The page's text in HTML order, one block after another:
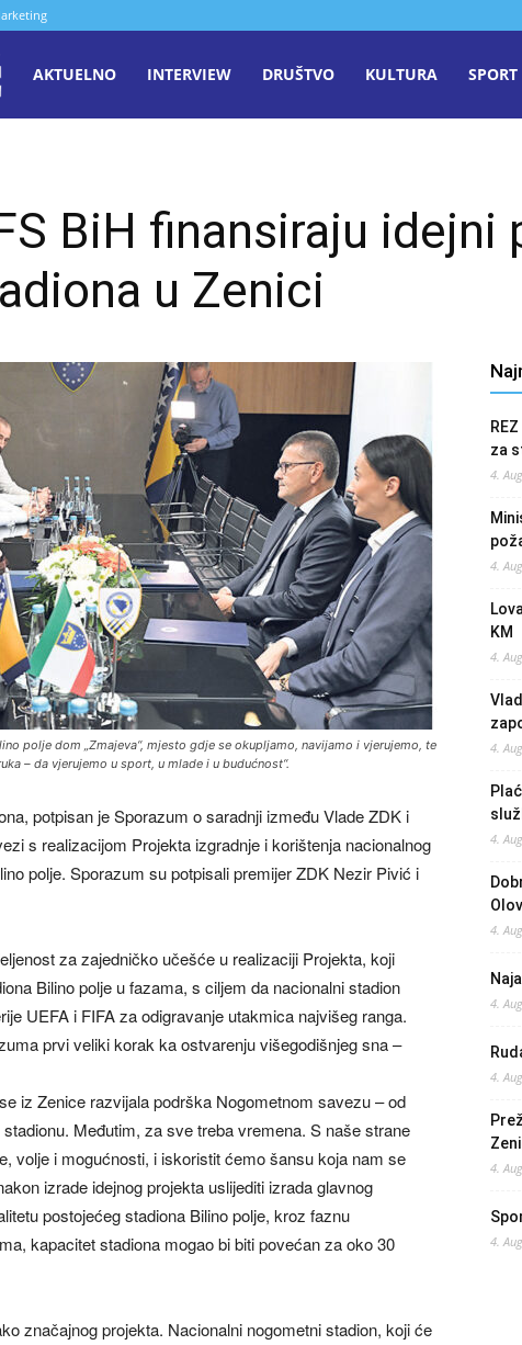
Naša
Zenica
AKTUELNO INTERVIEW DRUŠTVO KULTURA SPORT
BiH finansiraju idejni
u Zenici
polje dom „Zmajeva“, mjesto gdje se okupljamo, navijamo i vjerujemo, te
– da vjerujemo u sport, u mlade i u budućnost“.
potpisan je Sporazum o saradnji između Vlade ZDK i
s realizacijom Projekta izgradnje i korištenja nacionalnog
polje. Sporazum su potpisali premijer ZDK Nezir Pivić i
za zajedničko učešće u realizaciji Projekta, koji
Bilino polje u fazama, s ciljem da nacionalni stadion
UEFA i FIFA za odigravanje utakmica najvišeg ranga.
prvi veliki korak ka ostvarenju višegodišnjeg sna –
iz Zenice razvijala podrška Nogometnom savezu – od
Međutim, za sve treba vremena. S naše strane
volje i mogućnosti, i iskoristit ćemo šansu koja nam se
izrade idejnog projekta uslijediti izrada glavnog
postojećeg stadiona Bilino polje, kroz faznu
kapacitet stadiona mogao bi biti povećan za oko 30
značajnog projekta. Nacionalni nogometni stadion, koji će
za
4.
4.
KM
4.
4.
4.
4.
4.
4.
4.
4.